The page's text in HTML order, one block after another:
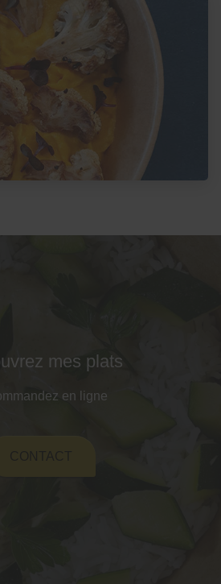
mes plats
en ligne